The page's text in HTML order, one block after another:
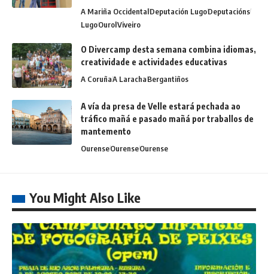
A Mariña OccidentalDeputación LugoDeputacións
LugoOurolViveiro
O Divercamp desta semana combina idiomas,
creatividade e actividades educativas
A CoruñaA LarachaBergantiños
A vía da presa de Velle estará pechada ao
tráfico mañá e pasado mañá por traballos de
mantemento
OurenseOurenseOurense
You Might Also Like